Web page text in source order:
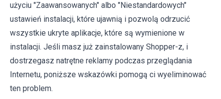
użyciu "Zaawansowanych" albo "Niestandardowych"
ustawień instalacji, które ujawnią i pozwolą odrzucić
wszystkie ukryte aplikacje, które są wymienione w
instalacji. Jeśli masz już zainstalowany Shopper-z, i
dostrzegasz natrętne reklamy podczas przeglądania
Internetu, poniższe wskazówki pomogą ci wyeliminować
ten problem.